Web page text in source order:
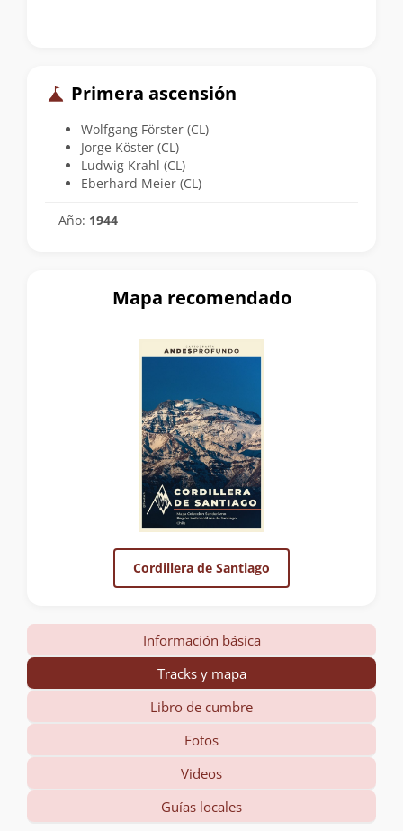
Primera ascensión
Wolfgang Förster (CL)
Jorge Köster (CL)
Ludwig Krahl (CL)
Eberhard Meier (CL)
Año: 1944
Mapa recomendado
Cordillera de Santiago
Información básica
Tracks y mapa
Libro de cumbre
Fotos
Videos
Guías locales